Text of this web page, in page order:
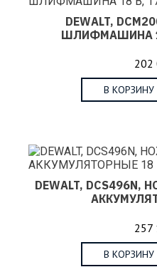
DEWALT,
ШЛИФМАШИНА
202
В КОРЗИНУ
DEWALT,
257
В КОРЗИНУ